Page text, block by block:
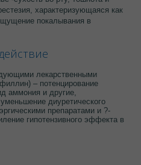
характеризующаяся как
покалывания в
лекарственными
– потенцирование
аммония и другие,
диуретического
препаратами и ?-
гипотензивного эффекта в